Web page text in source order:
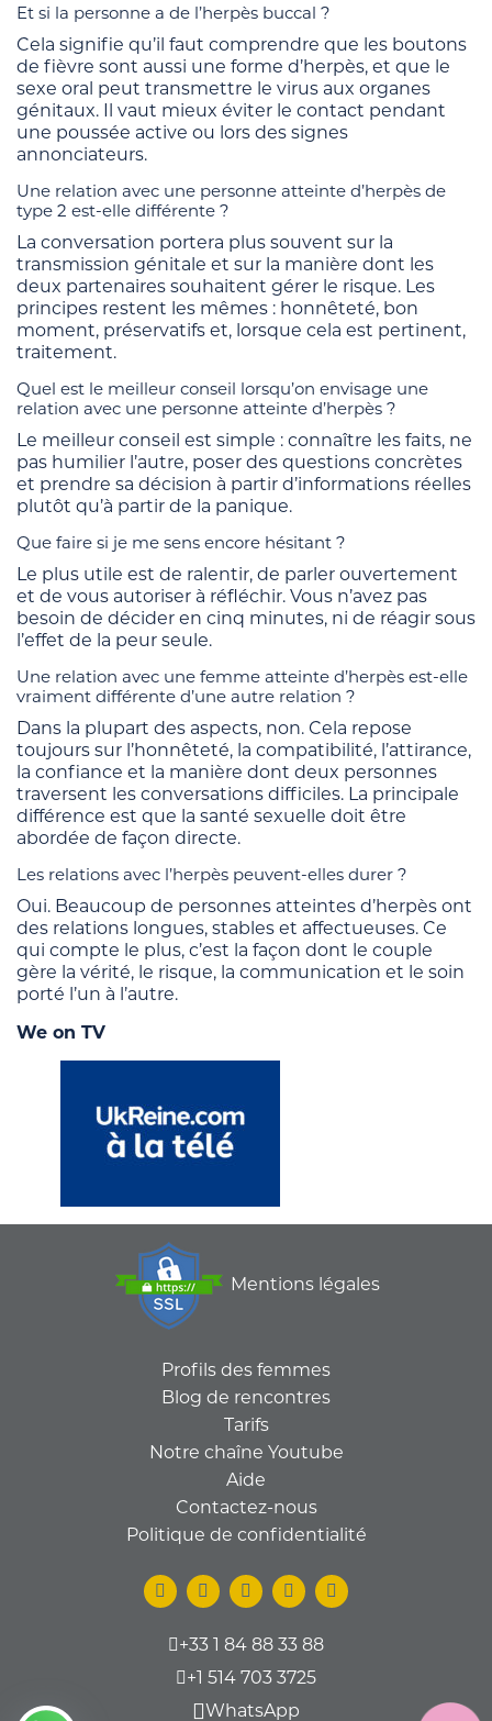
Et si la personne a de l’herpès buccal ?
Cela signifie qu’il faut comprendre que les boutons
de fièvre sont aussi une forme d’herpès, et que le
sexe oral peut transmettre le virus aux organes
génitaux. Il vaut mieux éviter le contact pendant
une poussée active ou lors des signes
annonciateurs.
Une relation avec une personne atteinte d’herpès de
type 2 est-elle différente ?
La conversation portera plus souvent sur la
transmission génitale et sur la manière dont les
deux partenaires souhaitent gérer le risque. Les
principes restent les mêmes : honnêteté, bon
moment, préservatifs et, lorsque cela est pertinent,
traitement.
Quel est le meilleur conseil lorsqu’on envisage une
relation avec une personne atteinte d’herpès ?
Le meilleur conseil est simple : connaître les faits, ne
pas humilier l’autre, poser des questions concrètes
et prendre sa décision à partir d’informations réelles
plutôt qu’à partir de la panique.
Que faire si je me sens encore hésitant ?
Le plus utile est de ralentir, de parler ouvertement
et de vous autoriser à réfléchir. Vous n’avez pas
besoin de décider en cinq minutes, ni de réagir sous
l’effet de la peur seule.
Une relation avec une femme atteinte d’herpès est-elle
vraiment différente d’une autre relation ?
Dans la plupart des aspects, non. Cela repose
toujours sur l’honnêteté, la compatibilité, l’attirance,
la confiance et la manière dont deux personnes
traversent les conversations difficiles. La principale
différence est que la santé sexuelle doit être
abordée de façon directe.
Les relations avec l’herpès peuvent-elles durer ?
Oui. Beaucoup de personnes atteintes d’herpès ont
des relations longues, stables et affectueuses. Ce
qui compte le plus, c’est la façon dont le couple
gère la vérité, le risque, la communication et le soin
porté l’un à l’autre.
We on TV
Mentions légales
Profils des femmes
Blog de rencontres
Tarifs
Notre chaîne Youtube
Aide
Contactez-nous
Politique de confidentialité
+33 1 84 88 33 88
+1 514 703 3725
WhatsApp